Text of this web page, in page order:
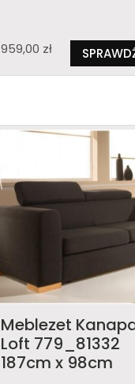
959,00 zł
Meblezet
Loft 779_81332
187cm x 98cm